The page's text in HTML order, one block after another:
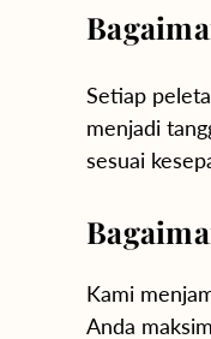
Setiap
menjadi
sesuai
Kami
Anda